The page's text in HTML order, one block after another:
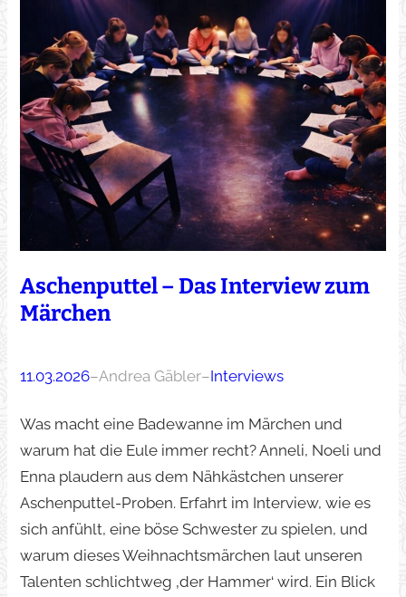
Aschenputtel – Das Interview zum
Märchen
11.03.2026–Andrea Gäbler–Interviews
Was macht eine Badewanne im Märchen und
warum hat die Eule immer recht? Anneli, Noeli und
Enna plaudern aus dem Nähkästchen unserer
Aschenputtel-Proben. Erfahrt im Interview, wie es
sich anfühlt, eine böse Schwester zu spielen, und
warum dieses Weihnachtsmärchen laut unseren
Talenten schlichtweg ‚der Hammer‘ wird. Ein Blick